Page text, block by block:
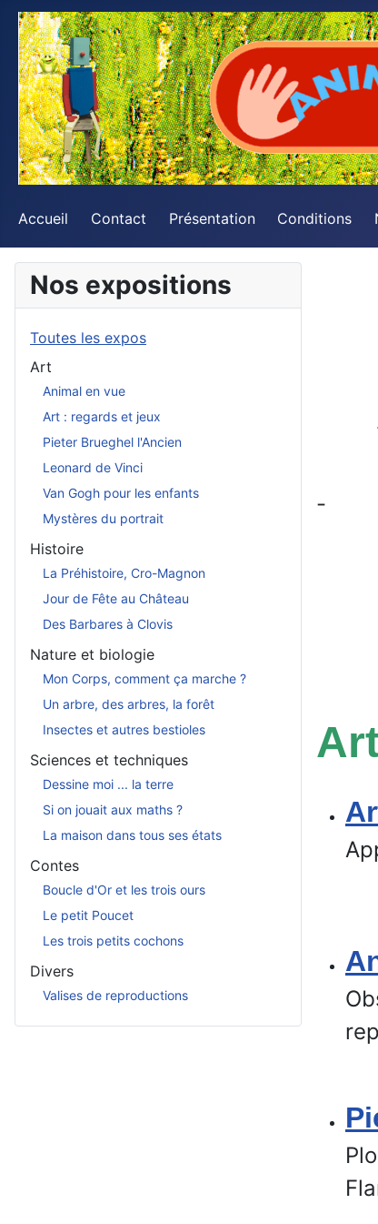
Accueil Contact Présentation Conditions
Nos expositions
Toutes les expos
Art
Animal en vue
Art : regards et jeux
Pieter Brueghel l'Ancien
Leonard de Vinci
Van Gogh pour les enfants
Mystères du portrait
Histoire
La Préhistoire, Cro-Magnon
Jour de Fête au Château
Des Barbares à Clovis
Nature et biologie
Mon Corps, comment ça marche ?
Un arbre, des arbres, la forêt
Insectes et autres bestioles
Sciences et techniques
Dessine moi ... la terre
Si on jouait aux maths ?
La maison dans tous ses états
Contes
Boucle d'Or et les trois ours
Le petit Poucet
Les trois petits cochons
Divers
Valises de reproductions
-